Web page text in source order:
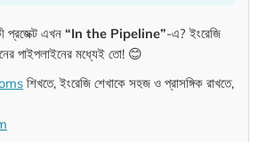
প্রজেক্ট এখন “In the Pipeline”-এ? ইংরেজি
পাইপলাইনের মধ্যেই তো! 😊
শিখতে, ইংরেজি শেখাকে সহজ ও প্রাসঙ্গিক রাখতে,